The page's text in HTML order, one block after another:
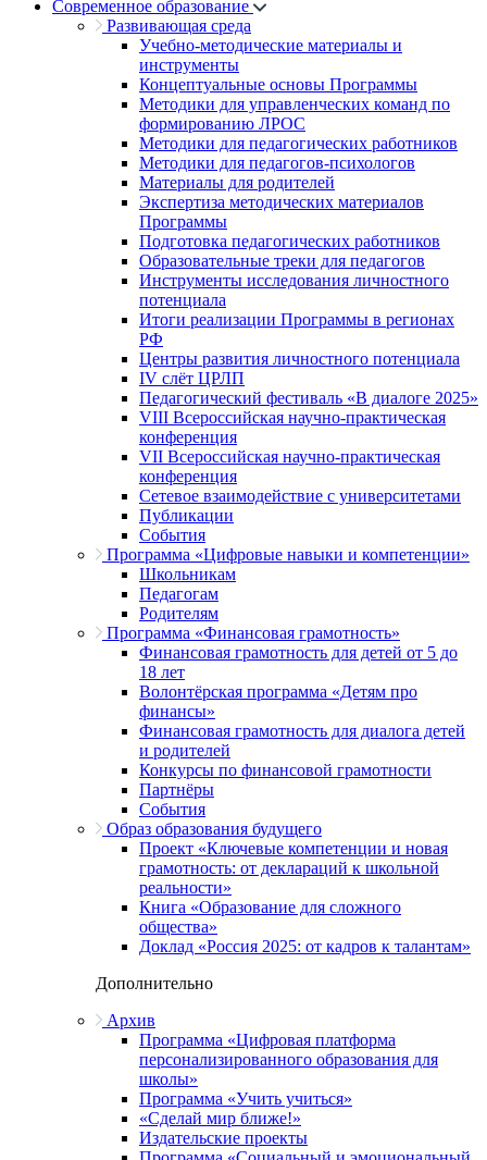
Современное образование
Развивающая среда
Учебно-методические материалы и
инструменты
Концептуальные основы Программы
Методики для управленческих команд по
формированию ЛРОС
Методики для педагогических работников
Методики для педагогов-психологов
Материалы для родителей
Экспертиза методических материалов
Программы
Подготовка педагогических работников
Образовательные треки для педагогов
Инструменты исследования личностного
потенциала
Итоги реализации Программы в регионах
РФ
Центры развития личностного потенциала
IV слёт ЦРЛП
Педагогический фестиваль «В диалоге 2025»
VIII Всероссийская научно-практическая
конференция
VII Всероссийская научно-практическая
конференция
Сетевое взаимодействие с университетами
Публикации
События
Программа «Цифровые навыки и компетенции»
Школьникам
Педагогам
Родителям
Программа «Финансовая грамотность»
Финансовая грамотность для детей от 5 до
18 лет
Волонтёрская программа «Детям про
финансы»
Финансовая грамотность для диалога детей
и родителей
Конкурсы по финансовой грамотности
Партнёры
События
Образ образования будущего
Проект «Ключевые компетенции и новая
грамотность: от деклараций к школьной
реальности»
Книга «Образование для сложного
общества»
Доклад «Россия 2025: от кадров к талантам»
Дополнительно
Архив
Программа «Цифровая платформа
персонализированного образования для
школы»
Программа «Учить учиться»
«Сделай мир ближе!»
Издательские проекты